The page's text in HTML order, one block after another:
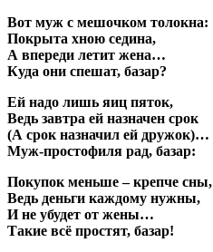
Вот муж с мешочком толокна:
Покрыта хною седина,
А впереди летит жена…
Куда они спешат, базар?
Ей надо лишь яиц пяток,
Ведь завтра ей назначен срок
(А срок назначил ей дружок)…
Муж-простофиля рад, базар:
Покупок меньше – крепче сны,
Ведь деньги каждому нужны,
И не убудет от жены…
Такие всё простят, базар!